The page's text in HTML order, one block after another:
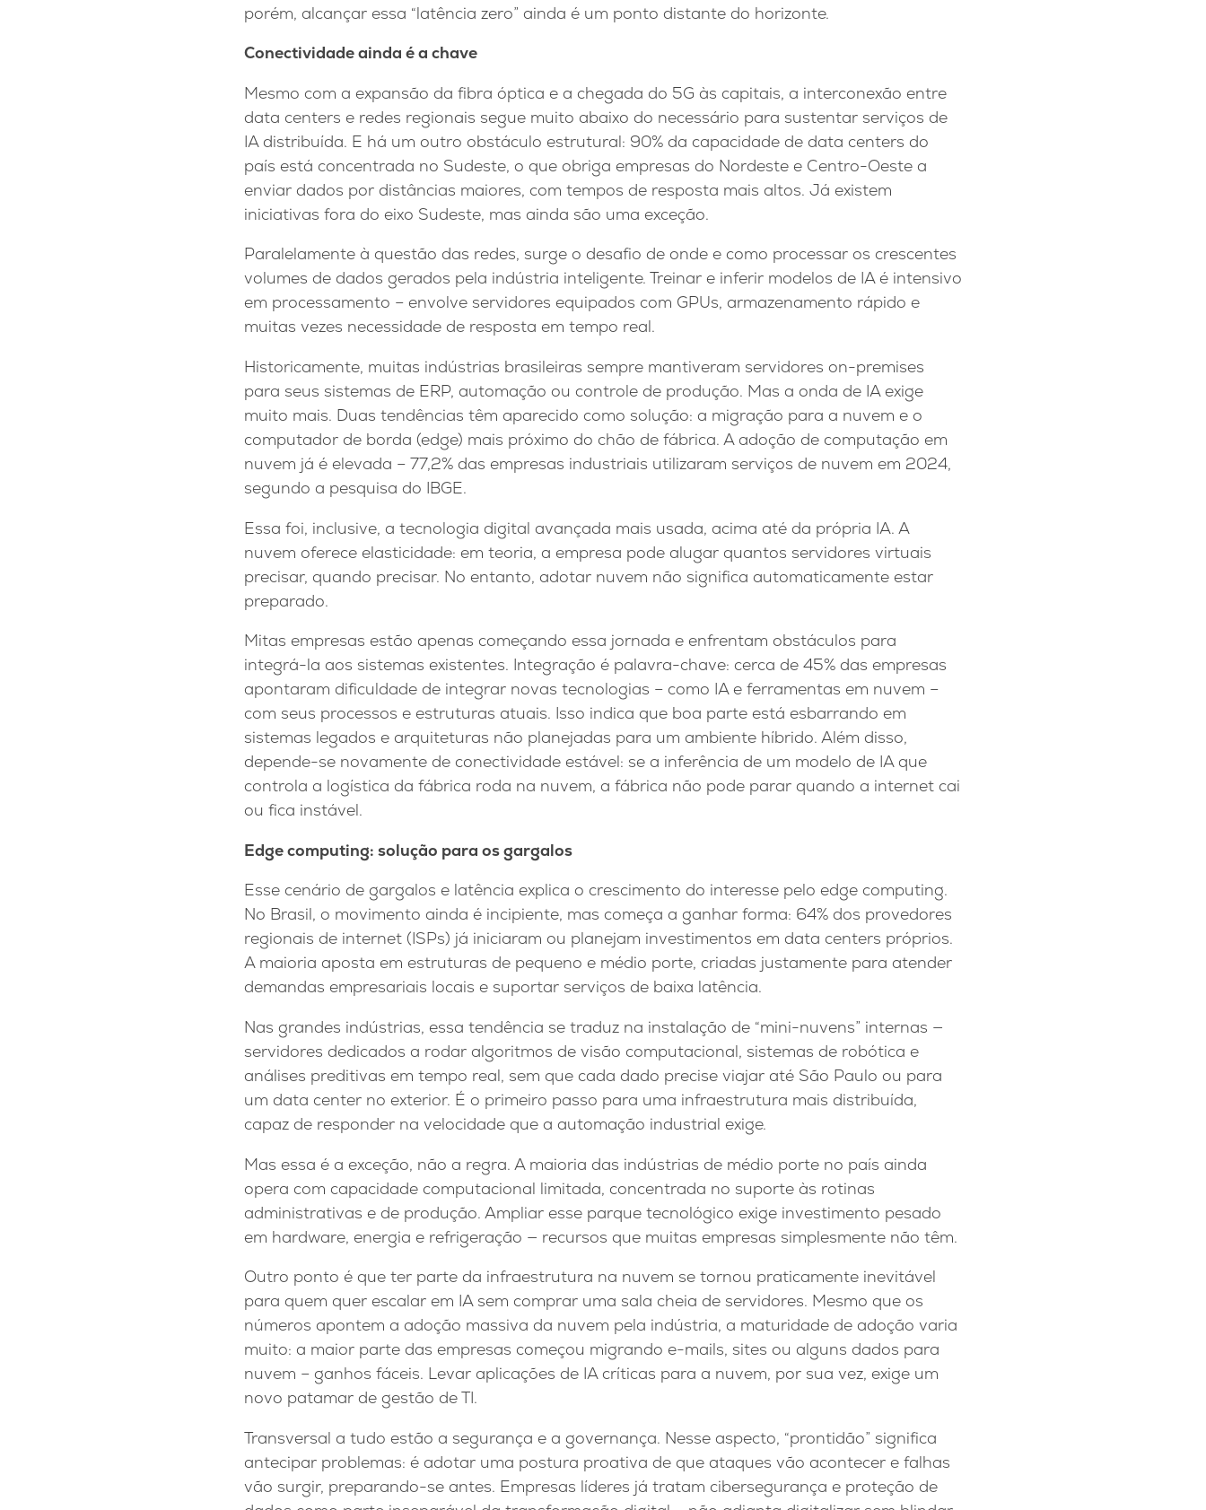
porém, alcançar essa “latência zero” ainda é um ponto distante do horizonte.
Conectividade ainda é a chave
Mesmo com a expansão da fibra óptica e a chegada do 5G às capitais, a interconexão entre
data centers e redes regionais segue muito abaixo do necessário para sustentar serviços de
IA distribuída. E há um outro obstáculo estrutural: 90% da capacidade de data centers do
país está concentrada no Sudeste, o que obriga empresas do Nordeste e Centro-Oeste a
enviar dados por distâncias maiores, com tempos de resposta mais altos. Já existem
iniciativas fora do eixo Sudeste, mas ainda são uma exceção.
Paralelamente à questão das redes, surge o desafio de onde e como processar os crescentes
volumes de dados gerados pela indústria inteligente. Treinar e inferir modelos de IA é intensivo
em processamento – envolve servidores equipados com GPUs, armazenamento rápido e
muitas vezes necessidade de resposta em tempo real.
Historicamente, muitas indústrias brasileiras sempre mantiveram servidores on-premises
para seus sistemas de ERP, automação ou controle de produção. Mas a onda de IA exige
muito mais. Duas tendências têm aparecido como solução: a migração para a nuvem e o
computador de borda (edge) mais próximo do chão de fábrica. A adoção de computação em
nuvem já é elevada – 77,2% das empresas industriais utilizaram serviços de nuvem em 2024,
segundo a pesquisa do IBGE.
Essa foi, inclusive, a tecnologia digital avançada mais usada, acima até da própria IA. A
nuvem oferece elasticidade: em teoria, a empresa pode alugar quantos servidores virtuais
precisar, quando precisar. No entanto, adotar nuvem não significa automaticamente estar
preparado.
Mitas empresas estão apenas começando essa jornada e enfrentam obstáculos para
integrá-la aos sistemas existentes. Integração é palavra-chave: cerca de 45% das empresas
apontaram dificuldade de integrar novas tecnologias – como IA e ferramentas em nuvem –
com seus processos e estruturas atuais. Isso indica que boa parte está esbarrando em
sistemas legados e arquiteturas não planejadas para um ambiente híbrido. Além disso,
depende-se novamente de conectividade estável: se a inferência de um modelo de IA que
controla a logística da fábrica roda na nuvem, a fábrica não pode parar quando a internet cai
ou fica instável.
Edge computing: solução para os gargalos
Esse cenário de gargalos e latência explica o crescimento do interesse pelo edge computing.
No Brasil, o movimento ainda é incipiente, mas começa a ganhar forma: 64% dos provedores
regionais de internet (ISPs) já iniciaram ou planejam investimentos em data centers próprios.
A maioria aposta em estruturas de pequeno e médio porte, criadas justamente para atender
demandas empresariais locais e suportar serviços de baixa latência.
Nas grandes indústrias, essa tendência se traduz na instalação de “mini-nuvens” internas —
servidores dedicados a rodar algoritmos de visão computacional, sistemas de robótica e
análises preditivas em tempo real, sem que cada dado precise viajar até São Paulo ou para
um data center no exterior. É o primeiro passo para uma infraestrutura mais distribuída,
capaz de responder na velocidade que a automação industrial exige.
Mas essa é a exceção, não a regra. A maioria das indústrias de médio porte no país ainda
opera com capacidade computacional limitada, concentrada no suporte às rotinas
administrativas e de produção. Ampliar esse parque tecnológico exige investimento pesado
em hardware, energia e refrigeração — recursos que muitas empresas simplesmente não têm.
Outro ponto é que ter parte da infraestrutura na nuvem se tornou praticamente inevitável
para quem quer escalar em IA sem comprar uma sala cheia de servidores. Mesmo que os
números apontem a adoção massiva da nuvem pela indústria, a maturidade de adoção varia
muito: a maior parte das empresas começou migrando e-mails, sites ou alguns dados para
nuvem – ganhos fáceis. Levar aplicações de IA críticas para a nuvem, por sua vez, exige um
novo patamar de gestão de TI.
Transversal a tudo estão a segurança e a governança. Nesse aspecto, “prontidão” significa
antecipar problemas: é adotar uma postura proativa de que ataques vão acontecer e falhas
vão surgir, preparando-se antes. Empresas líderes já tratam cibersegurança e proteção de